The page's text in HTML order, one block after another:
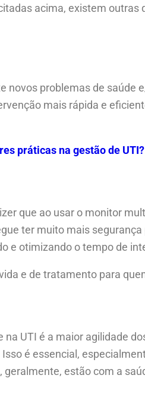
acima, existem outras
novos problemas de saúde
mais rápida e
práticas na gestão de UTI?
que ao usar o monitor
ter muito mais
e otimizando o tempo de
e de tratamento para
UTI é a maior agilidade
é essencial,
estão com a